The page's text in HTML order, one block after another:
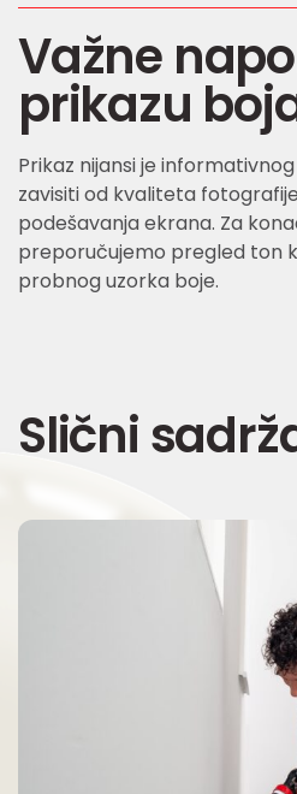
Važne
prikazu
Prikaz nijansi je
zavisiti od kvaliteta
podešavanja ekrana. Za
preporučujemo pregled ton
probnog uzorka boje.
Slični